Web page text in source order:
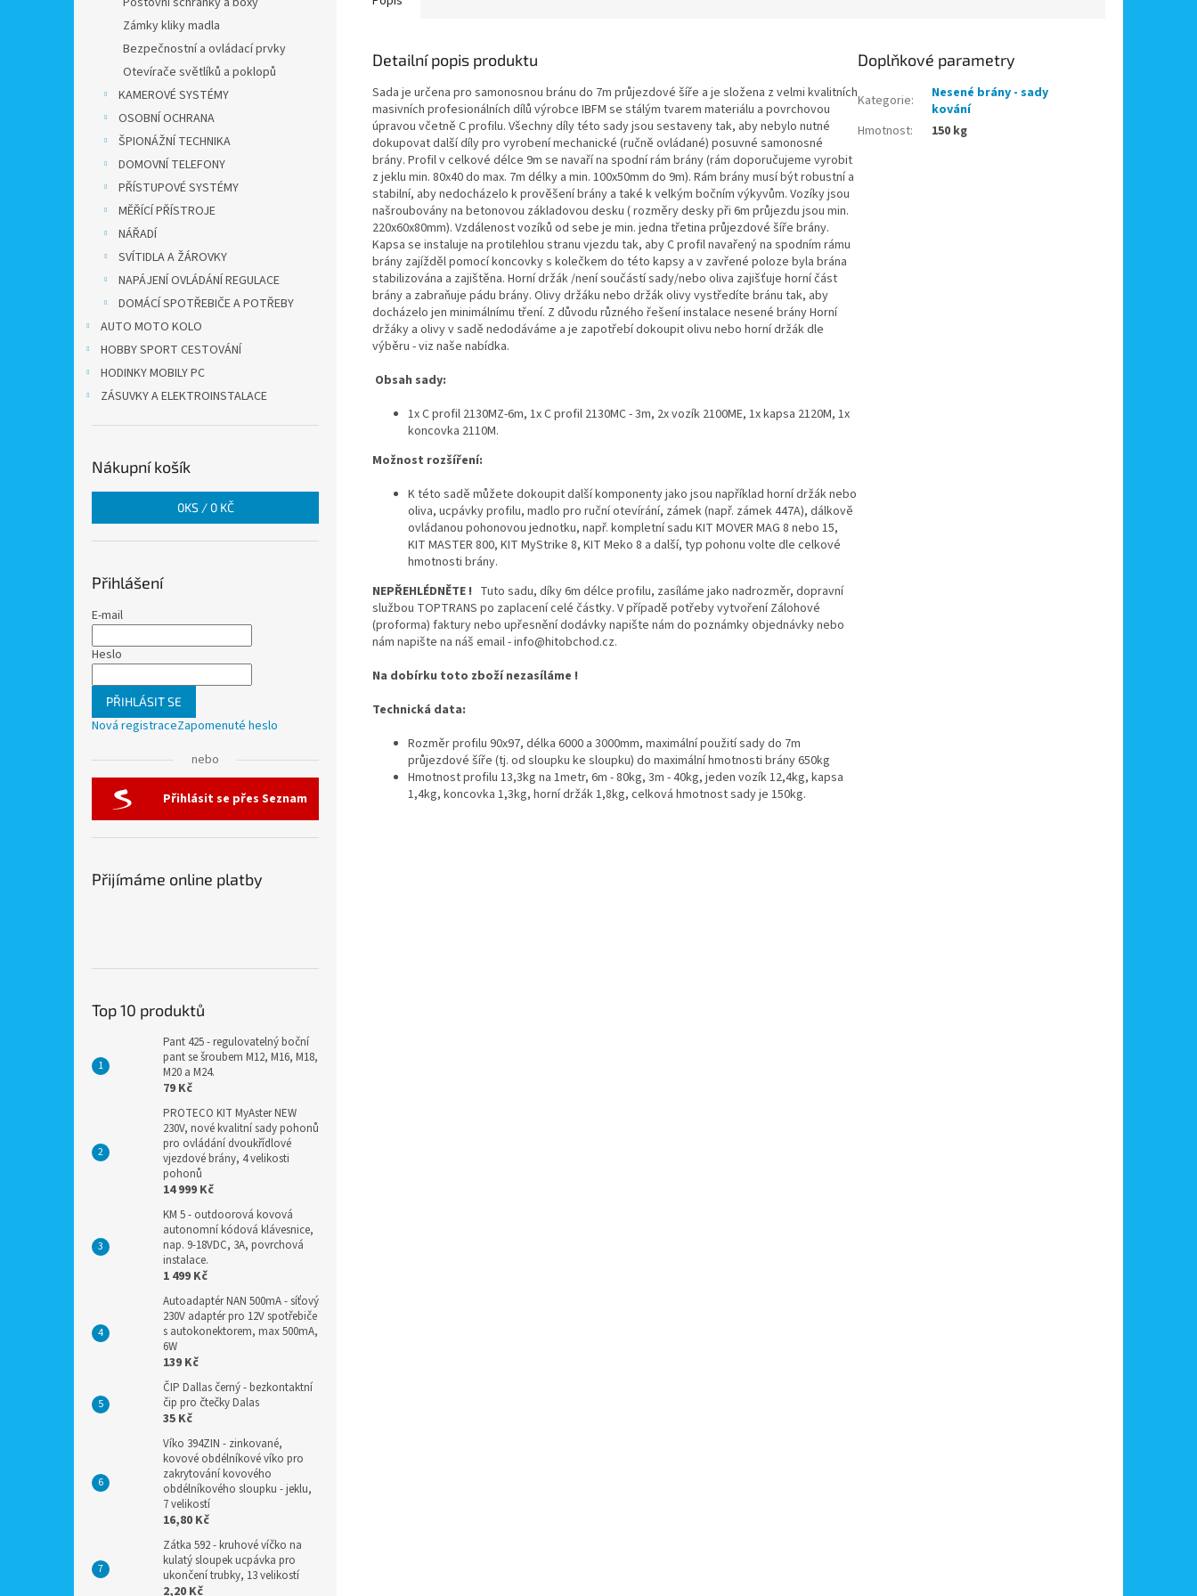
Zámky kliky madla
Bezpečnostní a ovládací prvky
Otevírače světlíků a poklopů
KAMEROVÉ SYSTÉMY
OSOBNÍ OCHRANA
ŠPIONÁŽNÍ TECHNIKA
DOMOVNÍ TELEFONY
PŘÍSTUPOVÉ SYSTÉMY
MĚŘÍCÍ PŘÍSTROJE
NÁŘADÍ
SVÍTIDLA A ŽÁROVKY
NAPÁJENÍ OVLÁDÁNÍ REGULACE
DOMÁCÍ SPOTŘEBIČE A POTŘEBY
AUTO MOTO KOLO
HOBBY SPORT CESTOVÁNÍ
HODINKY MOBILY PC
ZÁSUVKY A ELEKTROINSTALACE
Nákupní košík
0KS / 0 KČ
Přihlášení
E-mail
Heslo
PŘIHLÁSIT SE
Nová registraceZapomenuté heslo
nebo
Přihlásit se přes Seznam
Přijímáme online platby
Top 10 produktů
Pant 425 - regulovatelný boční
pant se šroubem M12, M16, M18,
M20 a M24.
79 Kč
PROTECO KIT MyAster NEW
230V, nové kvalitní sady pohonů
pro ovládání dvoukřídlové
vjezdové brány, 4 velikosti
pohonů
14 999 Kč
KM 5 - outdoorová kovová
autonomní kódová klávesnice,
nap. 9-18VDC, 3A, povrchová
instalace.
1 499 Kč
Autoadaptér NAN 500mA - síťový
230V adaptér pro 12V spotřebiče
s autokonektorem, max 500mA,
6W
139 Kč
ČIP Dallas černý - bezkontaktní
čip pro čtečky Dalas
35 Kč
Víko 394ZIN - zinkované,
kovové obdélníkové víko pro
zakrytování kovového
obdélníkového sloupku - jeklu,
7 velikostí
16,80 Kč
Zátka 592 - kruhové víčko na
kulatý sloupek ucpávka pro
ukončení trubky, 13 velikostí
2,20 Kč
Detailní popis produktu
Sada je určena pro samonosnou bránu do 7m průjezdové šíře a je složena z velmi kvalitních
masivních profesionálních dílů výrobce IBFM se stálým tvarem materiálu a povrchovou
úpravou včetně C profilu. Všechny díly této sady jsou sestaveny tak, aby nebylo nutné
dokupovat další díly pro vyrobení mechanické (ručně ovládané) posuvné samonosné
brány. Profil v celkové délce 9m se navaří na spodní rám brány (rám doporučujeme vyrobit
z jeklu min. 80x40 do max. 7m délky a min. 100x50mm do 9m). Rám brány musí být robustní a
stabilní, aby nedocházelo k prověšení brány a také k velkým bočním výkyvům. Vozíky jsou
našroubovány na betonovou základovou desku ( rozměry desky při 6m průjezdu jsou min.
220x60x80mm). Vzdálenost vozíků od sebe je min. jedna třetina průjezdové šíře brány.
Kapsa se instaluje na protilehlou stranu vjezdu tak, aby C profil navařený na spodním rámu
brány zajížděl pomocí koncovky s kolečkem do této kapsy a v zavřené poloze byla brána
stabilizována a zajištěna. Horní držák /není součástí sady/nebo oliva zajišťuje horní část
brány a zabraňuje pádu brány. Olivy držáku nebo držák olivy vystředíte bránu tak, aby
docházelo jen minimálnímu tření. Z důvodu různého řešení instalace nesené brány Horní
držáky a olivy v sadě nedodáváme a je zapotřebí dokoupit olivu nebo horní držák dle
výběru - viz naše nabídka.
Obsah sady:
1x C profil 2130MZ-6m, 1x C profil 2130MC - 3m, 2x vozík 2100ME, 1x kapsa 2120M, 1x
koncovka 2110M.
Možnost rozšíření:
K této sadě můžete dokoupit další komponenty jako jsou například horní držák nebo
oliva, ucpávky profilu, madlo pro ruční otevírání, zámek (např. zámek 447A), dálkově
ovládanou pohonovou jednotku, např. kompletní sadu KIT MOVER MAG 8 nebo 15,
KIT MASTER 800, KIT MyStrike 8, KIT Meko 8 a další, typ pohonu volte dle celkové
hmotnosti brány.
NEPŘEHLÉDNĚTE ! Tuto sadu, díky 6m délce profilu, zasíláme jako nadrozměr, dopravní
službou TOPTRANS po zaplacení celé částky. V případě potřeby vytvoření Zálohové
(proforma) faktury nebo upřesnění dodávky napište nám do poznámky objednávky nebo
nám napište na náš email - info@hitobchod.cz.
Na dobírku toto zboží nezasíláme !
Technická data:
Rozměr profilu 90x97, délka 6000 a 3000mm, maximální použití sady do 7m
průjezdové šíře (tj. od sloupku ke sloupku) do maximální hmotnosti brány 650kg
Hmotnost profilu 13,3kg na 1metr, 6m - 80kg, 3m - 40kg, jeden vozík 12,4kg, kapsa
1,4kg, koncovka 1,3kg, horní držák 1,8kg, celková hmotnost sady je 150kg.
Doplňkové parametry
Kategorie:
Nesené brány - sady
kování
Hmotnost: 150 kg